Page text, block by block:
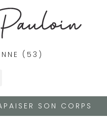
(53)
SON CORPS